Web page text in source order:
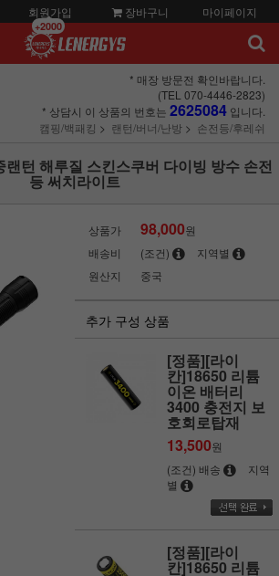
회원가입
+2000
장바구니 마이페이지
* 매장 방문전 확인바랍니다.
(TEL 070-4446-2823)
* 상담시 이 상품의 번호는 2625084 입니다.
캠핑/백패킹
랜턴/버너/난방 손전등/후레쉬
턴 해루질 스킨스쿠버 다이빙 방수 손전
등 써치라이트
상품가 98,000원
배송비
(조건)
지역별
원산지
중국
추가 구성 상품
[정품][라이
칸]18650 리튬
이온 배터리
3400 충전지 보
호회로탑재
13,500원
(조건) 배송
지역
별
[정품][라이
칸]18650 리튬